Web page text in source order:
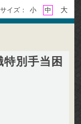
イズ： 小 中 大
別手当困